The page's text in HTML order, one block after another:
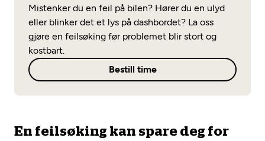
Diagnose/Feilsøking
Se alle (52) tjenester her
Fritt verkstedvalg
Lønnsomt valg
Mobilitetsgaranti
Opprett en konto
Mistenker du en feil på bilen? Hører du en ulyd
eller blinker det et lys på dashbordet? La oss
gjøre en feilsøking før problemet blir stort og
kostbart.
Bestill time
En feilsøking kan spare deg for